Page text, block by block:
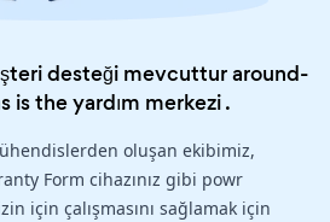
desteği mevcuttur around-
is theyardım merkezi.
oluşan ekibimiz,
Form cihazınız gibi powr
için çalışmasını sağlamak için